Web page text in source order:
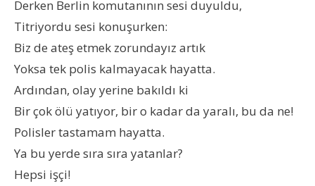
Derken Berlin komutanının sesi duyuldu,
Titriyordu sesi konuşurken:
Biz de ateş etmek zorundayız artık
Yoksa tek polis kalmayacak hayatta.
Ardından, olay yerine bakıldı ki
Bir çok ölü yatıyor, bir o kadar da yaralı, bu da ne!
Polisler tastamam hayatta.
Ya bu yerde sıra sıra yatanlar?
Hepsi işçi!